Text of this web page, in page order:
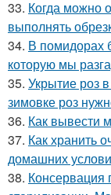
33. Когда можно
выполнять
34. В помидорах
которую мы
35. Укрытие роз
зимовке роз
36. Как вывести
37. Как хранить
домашних
38. Консервация